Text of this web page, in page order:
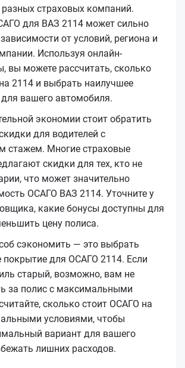
страховых компаний.
для ВАЗ 2114 может сильно
от условий, региона и
Используя онлайн-
вы можете рассчитать, сколько
2114 и выбрать наилучшее
вашего автомобиля.
экономии стоит обратить
для водителей с
стажем. Многие страховые
скидки для тех, кто не
что может значительно
ОСАГО ВАЗ 2114. Уточните у
какие бонусы доступны для
цену полиса.
сэкономить — это выбрать
для ОСАГО 2114. Если
старый, возможно, вам не
за полис с максимальными
сколько стоит ОСАГО на
условиями, чтобы
вариант для вашего
лишних расходов.